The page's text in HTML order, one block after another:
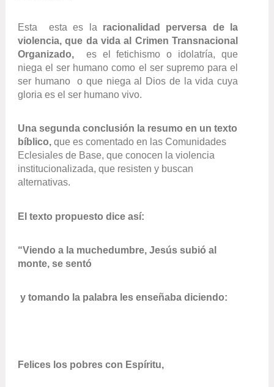
Esta esta es la racionalidad perversa de la
violencia, que da vida al Crimen Transnacional
Organizado,es el fetichismo o idolatría, que
niega el ser humano como el ser supremo para el
ser humano o que niega al Dios de la vida cuya
gloria es el ser humano vivo.
Una segunda conclusión la resumo en un texto
bíblico, que es comentado en las Comunidades
Eclesiales de Base, que conocen la violencia
institucionalizada, que resisten y buscan
alternativas.
El texto propuesto dice así:
“Viendo a la muchedumbre, Jesús subió al
monte, se sentó
y tomando la palabra les enseñaba diciendo:
Felices los pobres con Espíritu,